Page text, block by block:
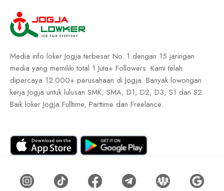
Media info loker Jogja terbesar No. 1 dengan 15 jaringan
media yang memiliki total 1 Juta+ Followers. Kami telah
dipercaya 12.000+ perusahaan di Jogja. Banyak lowongan
kerja Jogja untuk lulusan SMK, SMA, D1, D2, D3, S1 dan S2.
Baik loker Jogja Fulltime, Parttime dan Freelance.